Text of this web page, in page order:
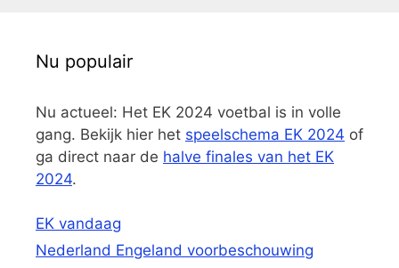
Nu populair
Nu actueel: Het EK 2024 voetbal is in volle
gang. Bekijk hier het speelschema EK 2024 of
ga direct naar de halve finales van het EK
2024.
EK vandaag
Nederland Engeland voorbeschouwing